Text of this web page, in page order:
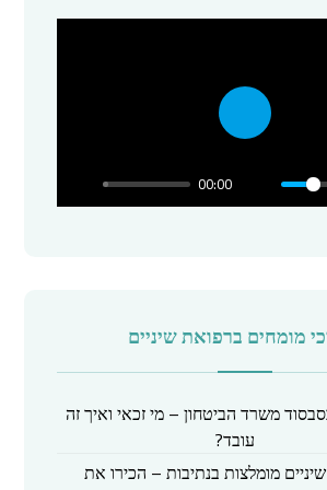
00:00
P
מומחים ברפואת שיניים
משרד הביטחון – מי זכאי ואיך זה
עובד?
מומלצות בנתיבות – הכירו את